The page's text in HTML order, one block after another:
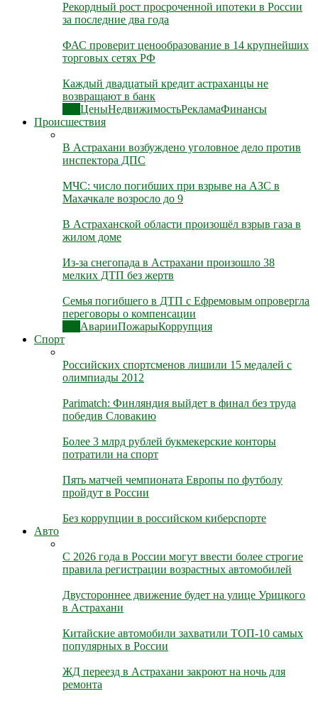
Рекордный рост просроченной ипотеки в России
за последние два года
ФАС проверит ценообразование в 14 крупнейших
торговых сетях РФ
Каждый двадцатый кредит астраханцы не
возвращают в банк
ЦеныНедвижимостьРекламаФинансы
Происшествия
В Астрахани возбуждено уголовное дело против
инспектора ДПС
МЧС: число погибших при взрыве на АЗС в
Махачкале возросло до 9
В Астраханской области произошёл взрыв газа в
жилом доме
Из-за снегопада в Астрахани произошло 38
мелких ДТП без жертв
Семья погибшего в ДТП с Ефремовым опровергла
переговоры о компенсации
АварииПожарыКоррупция
Спорт
Российских спортсменов лишили 15 медалей с
олимпиады 2012
Parimatch: Финляндия выйдет в финал без труда
победив Словакию
Более 3 млрд рублей букмекерские конторы
потратили на спорт
Пять матчей чемпионата Европы по футболу
пройдут в России
Без коррупции в российском киберспорте
Авто
С 2026 года в России могут ввести более строгие
правила регистрации возрастных автомобилей
Двустороннее движение будет на улице Урицкого
в Астрахани
Китайские автомобили захватили ТОП-10 самых
популярных в России
ЖД переезд в Астрахани закроют на ночь для
ремонта